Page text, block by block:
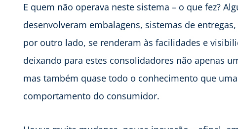
E quem não operava neste sistema – o que fez?
desenvolveram embalagens, sistemas de
por outro lado, se renderam às facilidades e
deixando para estes consolidadores não apenas
mas também quase todo o conhecimento que
comportamento do consumidor.